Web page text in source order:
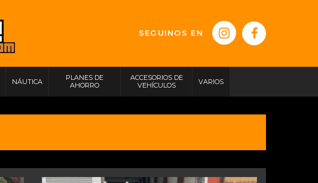
SEGUINOS EN
NÁUTICA
PLANES DE
AHORRO
ACCESORIOS DE
VEHÍCULOS
VARIOS